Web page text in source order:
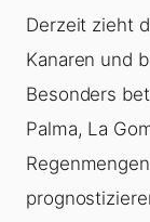
Derzeit zieht
Kanaren und
Besonders
Palma, La